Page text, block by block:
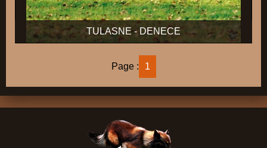
TULASNE - DENECE
Page : 1